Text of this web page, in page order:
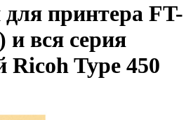
принтера FT-
и вся серия
Ricoh Type 450